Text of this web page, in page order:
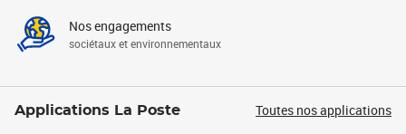
Nos engagements
sociétaux et environnementaux
Applications La Poste Toutes nos applications